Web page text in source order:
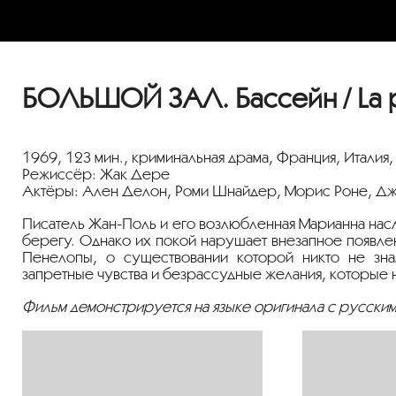
БОЛЬШОЙ ЗАЛ. Бассейн / La
1969, 123 мин., криминальная драма, Франция,
Режиссёр: Жак Дере
Актёры: Ален Делон, Роми Шнайдер, Морис Роне,
Писатель Жан-Поль и его возлюбленная Марианна
берегу. Однако их покой нарушает внезапное
Пенелопы, о существовании которой никто не
запретные чувства и безрассудные желания,
Фильм демонстрируется на языке оригинала с